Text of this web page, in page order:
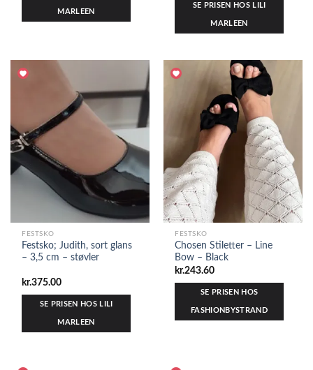
MARLEEN
SE PRISEN HOS LILI
MARLEEN
FESTSKO
Festsko; Judith, sort glans
– 3,5 cm – støvler
kr.375.00
SE PRISEN HOS LILI
MARLEEN
FESTSKO
Chosen Stiletter – Line
Bow – Black
kr.243.60
SE PRISEN HOS
FASHIONBYSTRAND